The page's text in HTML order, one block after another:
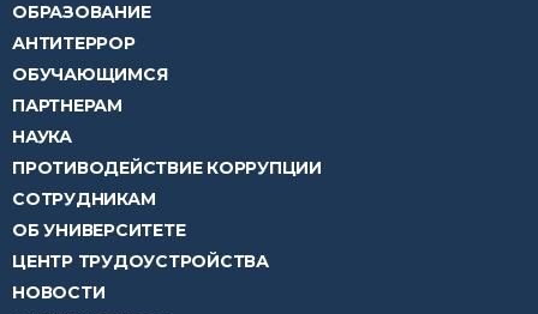
ОБРАЗОВАНИЕ
АНТИТЕРРОР
ОБУЧАЮЩИМСЯ
ПАРТНЕРАМ
НАУКА
ПРОТИВОДЕЙСТВИЕ КОРРУПЦИИ
СОТРУДНИКАМ
ОБ УНИВЕРСИТЕТЕ
ЦЕНТР ТРУДОУСТРОЙСТВА
НОВОСТИ